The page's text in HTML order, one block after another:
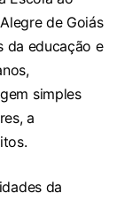
de Goiás
da educação e
simples
a
da